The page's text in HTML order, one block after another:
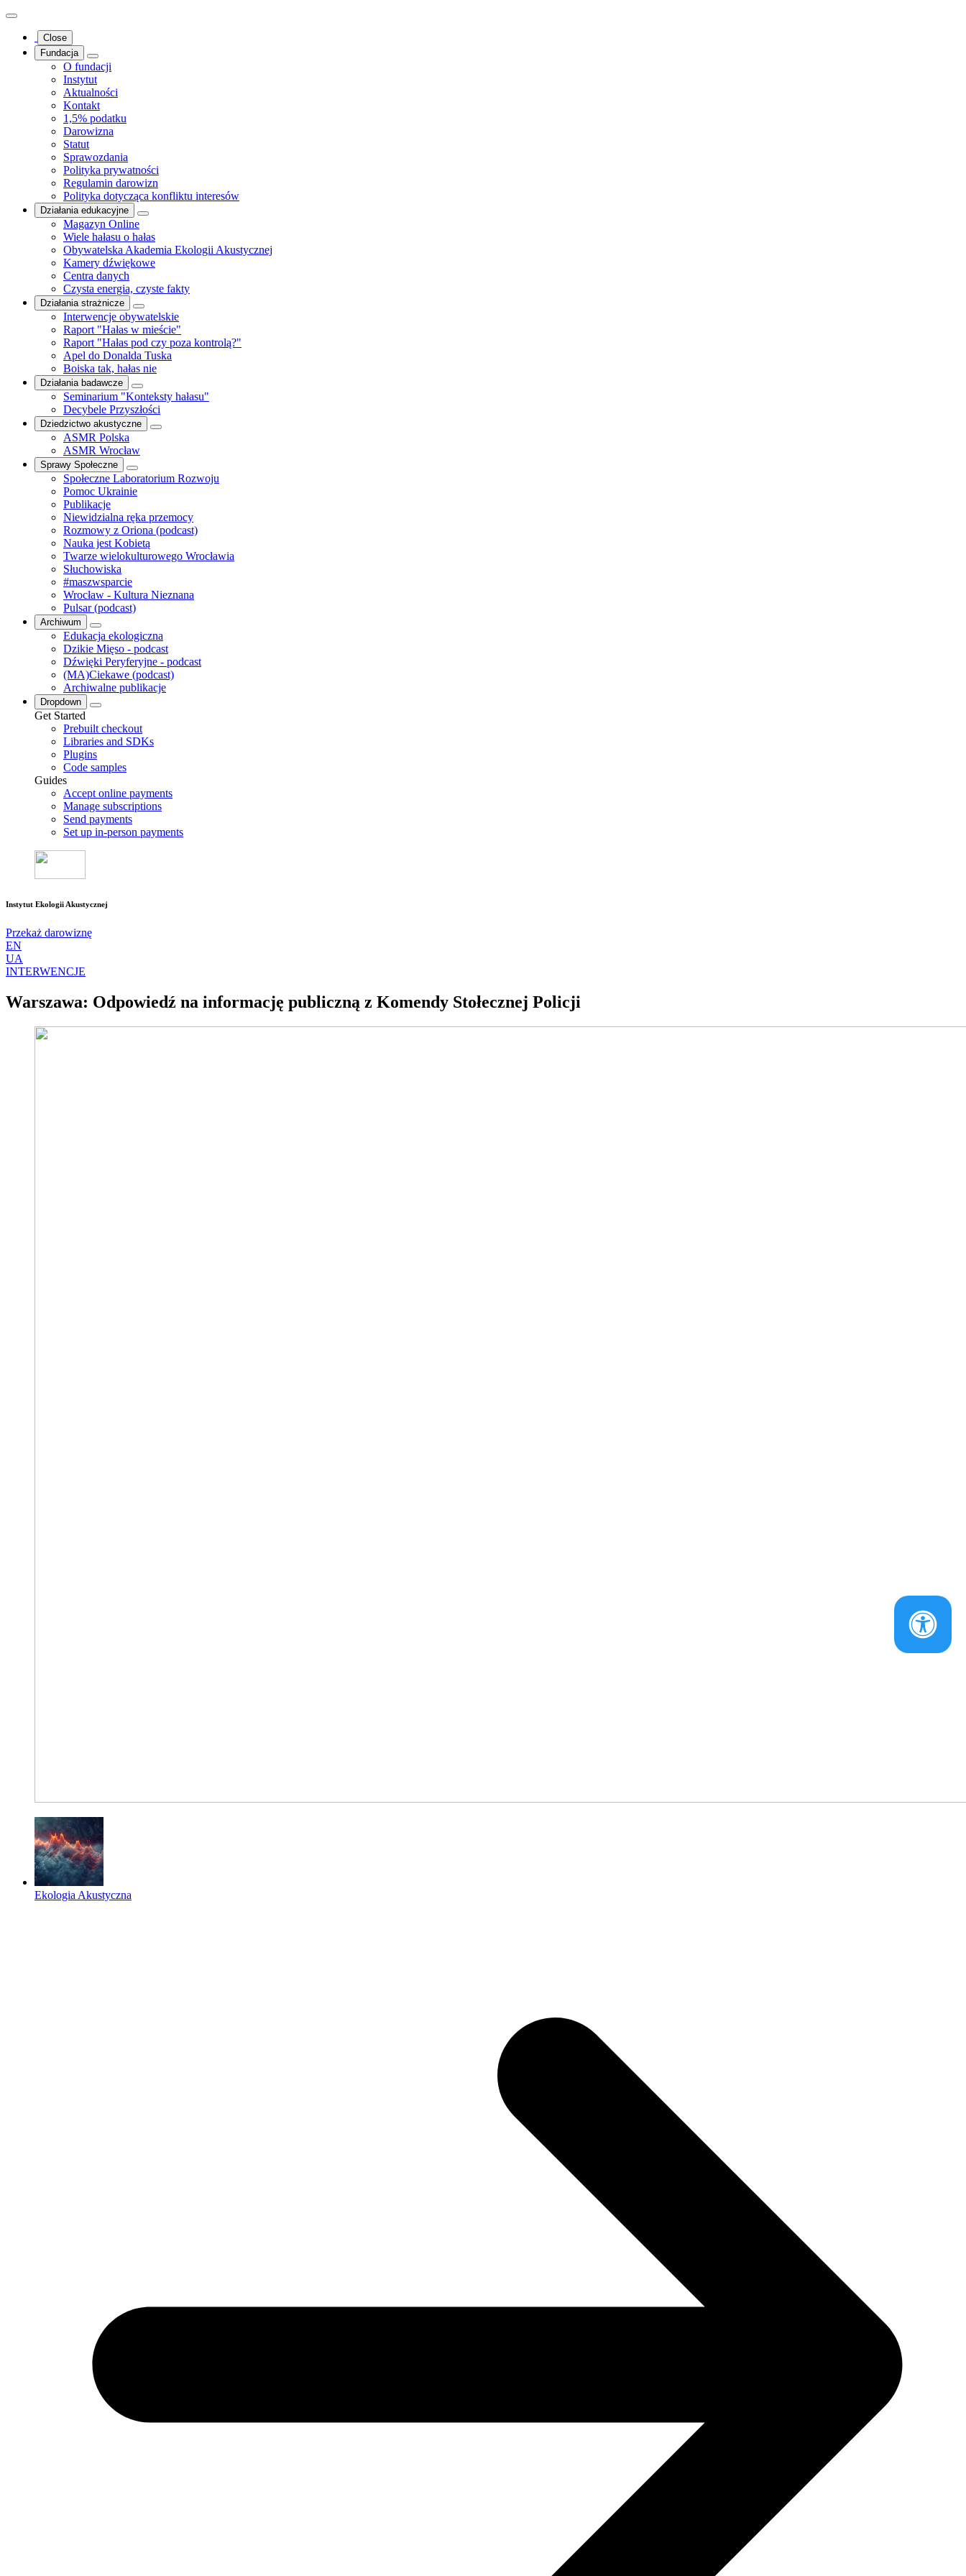
Close
Fundacja
O fundacji
Instytut
Aktualności
Kontakt
1,5% podatku
Darowizna
Statut
Sprawozdania
Polityka prywatności
Regulamin darowizn
Polityka dotycząca konfliktu interesów
Działania edukacyjne
Magazyn Online
Wiele hałasu o hałas
Obywatelska Akademia Ekologii Akustycznej
Kamery dźwiękowe
Centra danych
Czysta energia, czyste fakty
Działania strażnicze
Interwencje obywatelskie
Raport "Hałas w mieście"
Raport "Hałas pod czy poza kontrolą?"
Apel do Donalda Tuska
Boiska tak, hałas nie
Działania badawcze
Seminarium "Konteksty hałasu"
Decybele Przyszłości
Dziedzictwo akustyczne
ASMR Polska
ASMR Wrocław
Sprawy Społeczne
Społeczne Laboratorium Rozwoju
Pomoc Ukrainie
Publikacje
Niewidzialna ręka przemocy
Rozmowy z Oriona (podcast)
Nauka jest Kobietą
Twarze wielokulturowego Wrocławia
Słuchowiska
#maszwsparcie
Wrocław - Kultura Nieznana
Pulsar (podcast)
Archiwum
Edukacja ekologiczna
Dzikie Mięso - podcast
Dźwięki Peryferyjne - podcast
(MA)Ciekawe (podcast)
Archiwalne publikacje
Dropdown
Get Started
Prebuilt checkout
Libraries and SDKs
Plugins
Code samples
Guides
Accept online payments
Manage subscriptions
Send payments
Set up in-person payments
Instytut Ekologii Akustycznej
Przekaż darowiznę
EN
UA
INTERWENCJE
Warszawa: Odpowiedź na informację publiczną z Komendy Stołecznej Policji
Ekologia Akustyczna